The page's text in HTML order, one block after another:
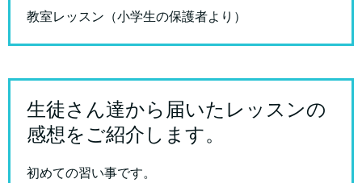
教室レッスン（小学生の保護者より）
生徒さん達から届いたレッスンの
感想をご紹介します。
初めての習い事です。